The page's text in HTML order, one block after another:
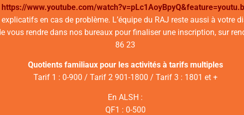
https://www.youtube.com/
en cas de problème. L’équipe du RAJ reste aussi à votre
vous rendre dans nos bureaux pour finaliser une inscription, sur
86 23
Quotients familiaux pour les activités à tarifs multiples
Tarif 1 : 0-900 / Tarif 2 901-1800 / Tarif 3 : 1801 et +
En ALSH :
QF1 : 0-500